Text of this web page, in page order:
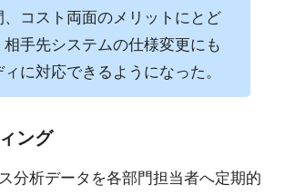
、コスト両面のメリットにとど
相手先システムの仕様変更にも
に対応できるようになった。
ング
分析データを各部門担当者へ定期的